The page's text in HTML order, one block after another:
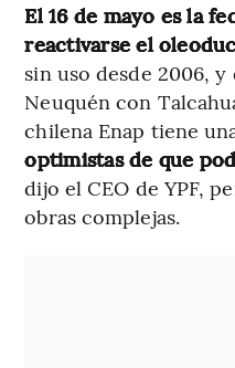
El 16 de mayo es la
reactivarse el
sin uso desde 2006,
Neuquén con
chilena Enap tiene
optimistas de que
dijo el CEO de YPF,
obras complejas.